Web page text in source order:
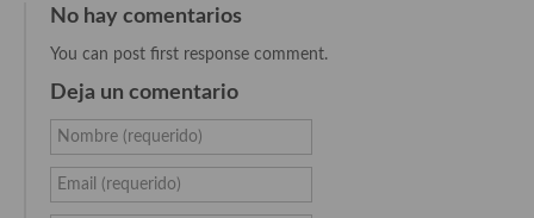
Cocina Sueca
Cocina Suiza
Cocina Turca
No hay comentarios
You can post first response comment.
Deja un comentario
Nombre (requerido)
Email (requerido)